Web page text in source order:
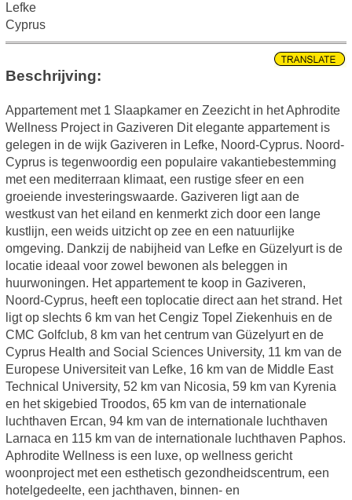
Lefke
Cyprus
Beschrijving:
Appartement met 1 Slaapkamer en Zeezicht in het Aphrodite
Wellness Project in Gaziveren Dit elegante appartement is
gelegen in de wijk Gaziveren in Lefke, Noord-Cyprus. Noord-
Cyprus is tegenwoordig een populaire vakantiebestemming
met een mediterraan klimaat, een rustige sfeer en een
groeiende investeringswaarde. Gaziveren ligt aan de
westkust van het eiland en kenmerkt zich door een lange
kustlijn, een weids uitzicht op zee en een natuurlijke
omgeving. Dankzij de nabijheid van Lefke en Güzelyurt is de
locatie ideaal voor zowel bewonen als beleggen in
huurwoningen. Het appartement te koop in Gaziveren,
Noord-Cyprus, heeft een toplocatie direct aan het strand. Het
ligt op slechts 6 km van het Cengiz Topel Ziekenhuis en de
CMC Golfclub, 8 km van het centrum van Güzelyurt en de
Cyprus Health and Social Sciences University, 11 km van de
Europese Universiteit van Lefke, 16 km van de Middle East
Technical University, 52 km van Nicosia, 59 km van Kyrenia
en het skigebied Troodos, 65 km van de internationale
luchthaven Ercan, 94 km van de internationale luchthaven
Larnaca en 115 km van de internationale luchthaven Paphos.
Aphrodite Wellness is een luxe, op wellness gericht
woonproject met een esthetisch gezondheidscentrum, een
hotelgedeelte, een jachthaven, binnen- en